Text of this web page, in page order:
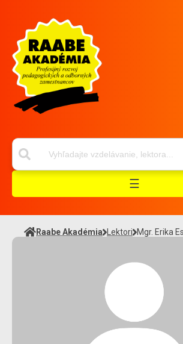
☰
Raabe Akadémia Lektori Mgr. Erika